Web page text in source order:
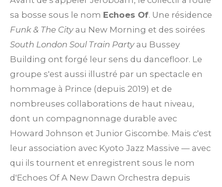
sa bosse sous le nom Echoes Of. Une résidence
Funk & The Cityau New Morning et des soirées
South London Soul Train Partyau Bussey
Building ont forgé leur sens du dancefloor. Le
groupe s'est aussi illustré par un spectacle en
hommage à Prince (depuis 2019) et de
nombreuses collaborations de haut niveau,
dont un compagnonnage durable avec
Howard Johnson et Junior Giscombe. Mais c'est
leur association avec Kyoto Jazz Massive — avec
qui ils tournent et enregistrent sous le nom
d'Echoes Of A New Dawn Orchestra depuis